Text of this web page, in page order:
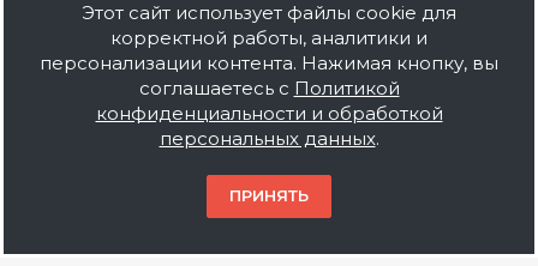
2026 © ООО Баустов. Собственное
производство лакокрасочной продукции,
оптовая и розничная продажа строительных
материалов, комплектация объектов под ключ.
Информация на сайте носит ознакомительный
характер и не является публичной офертой.
Этот сайт использует файлы cookie для
корректной работы, аналитики и
персонализации контента. Нажимая кнопку, вы
соглашаетесь с Политикой
конфиденциальности и обработкой
персональных данных.
ПРИНЯТЬ